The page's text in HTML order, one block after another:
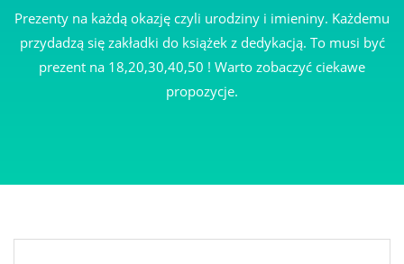
Prezenty na każdą okazję czyli urodziny i imieniny. Każdemu
przydadzą się zakładki do książek z dedykacją. To musi być
prezent na 18,20,30,40,50 ! Warto zobaczyć ciekawe
propozycje.